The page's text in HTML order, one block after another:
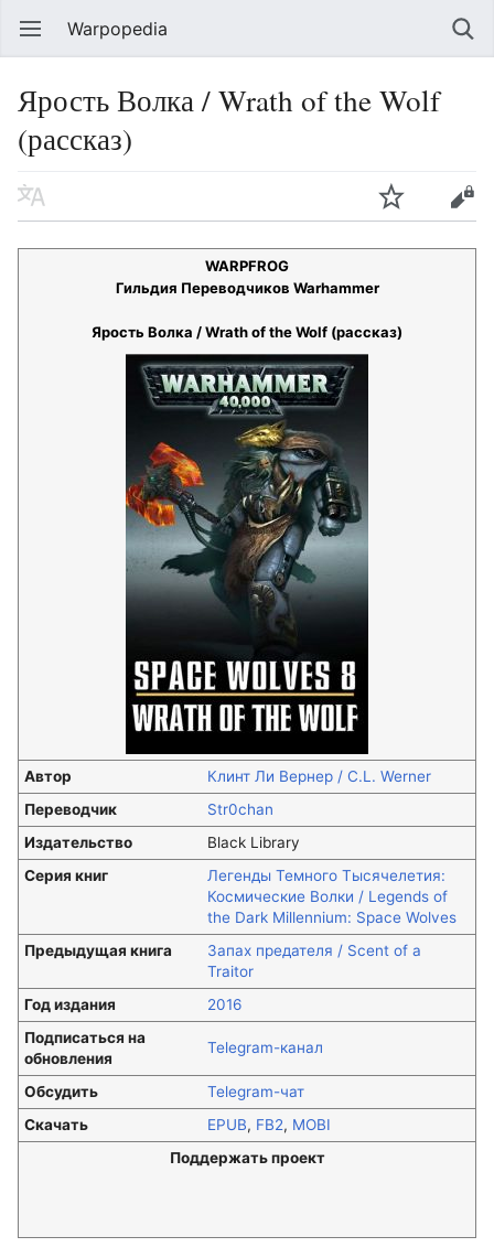
Warpopedia
Ярость Волка / Wrath of the Wolf
(рассказ)
WARPFROG
Гильдия Переводчиков Warhammer
Ярость Волка / Wrath of the Wolf (рассказ)
Автор
Клинт Ли Вернер / C.L. Werner
Переводчик
Str0chan
Издательство
Black Library
Серия книг
Легенды Темного Тысячелетия:
Космические Волки / Legends of
the Dark Millennium: Space Wolves
Предыдущая книга
Запах предателя / Scent of a
Traitor
Год издания
2016
Подписаться на
обновления
Telegram-канал
Обсудить
Telegram-чат
Скачать
EPUB, FB2, MOBI
Поддержать проект